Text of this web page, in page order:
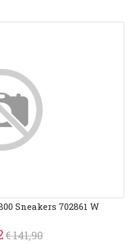
Sneakers 702861 W
€ 141,90